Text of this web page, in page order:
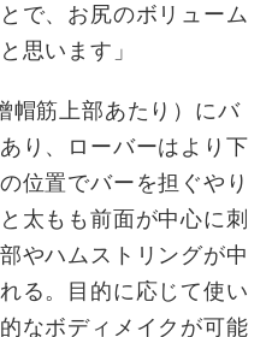
で、お尻のボリューム
思います」
帽筋上部あたり）にバ
り、ローバーはより下
位置でバーを担ぐやり
太もも前面が中心に刺
やハムストリングが中
る。目的に応じて使い
なボディメイクが可能